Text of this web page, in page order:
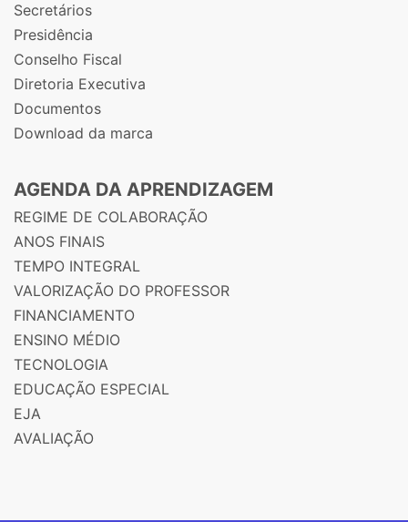
Secretários
Presidência
Conselho Fiscal
Diretoria Executiva
Documentos
Download da marca
AGENDA DA APRENDIZAGEM
REGIME DE COLABORAÇÃO
ANOS FINAIS
TEMPO INTEGRAL
VALORIZAÇÃO DO PROFESSOR
FINANCIAMENTO
ENSINO MÉDIO
TECNOLOGIA
EDUCAÇÃO ESPECIAL
EJA
AVALIAÇÃO